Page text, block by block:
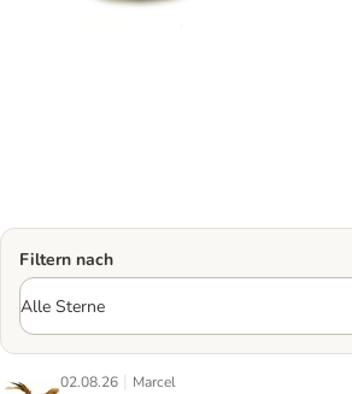
Filtern nach
02.08.26 | Marcel